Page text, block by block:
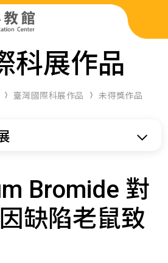
科展作品
臺灣國際科展作品 未得獎作品
Bromide 對
缺陷老鼠致